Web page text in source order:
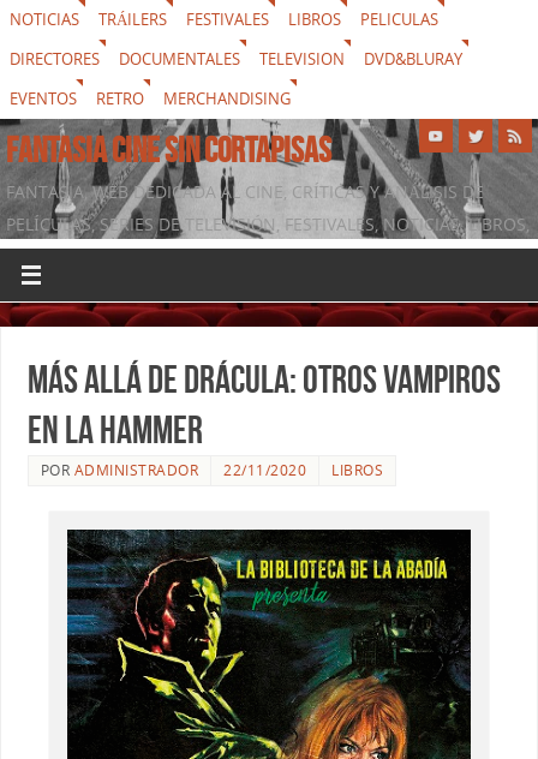
NOTICIAS TRÁILERS FESTIVALES LIBROS
PELICULAS
DIRECTORES
DOCUMENTALES TELEVISION
DVD&BLURAY
EVENTOS
RETRO MERCHANDISING
FANTASIA CINE SIN CORTAPISAS
FANTASIA, WEB DEDICADA AL CINE, CRÍTICAS Y ANÁLISIS DE
PELÍCULAS, SERIES DE TELEVISIÓN, FESTIVALES, NOTICIAS, LIBROS,
DVD & BLURAY, MERCHANDISING Y TODO LO QUE RODEA AL
SÉPTIMO ARTE
Más allá de Drácula: otros vampiros
en la Hammer
POR ADMINISTRADOR 22/11/2020 LIBROS